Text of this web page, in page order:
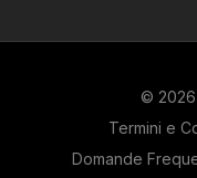
© 2026
Termini e
Domande